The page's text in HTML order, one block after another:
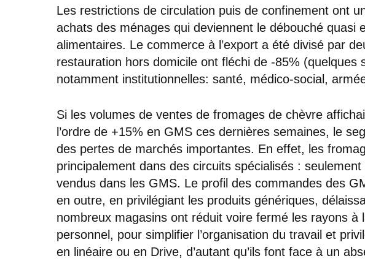
Les restrictions de circulation puis de confinement ont
achats des ménages qui deviennent le débouché quasi
alimentaires. Le commerce à l’export a été divisé par
restauration hors domicile ont fléchi de -85% (quelques
notamment institutionnelles: santé, médico-social,
Si les volumes de ventes de fromages de chèvre
l’ordre de +15% en GMS ces dernières semaines, le
des pertes de marchés importantes. En effet, les
principalement dans des circuits spécialisés :
vendus dans les GMS. Le profil des commandes des
en outre, en privilégiant les produits génériques,
nombreux magasins ont réduit voire fermé les rayons à
personnel, pour simplifier l’organisation du travail et
en linéaire ou en Drive, d’autant qu’ils font face à un